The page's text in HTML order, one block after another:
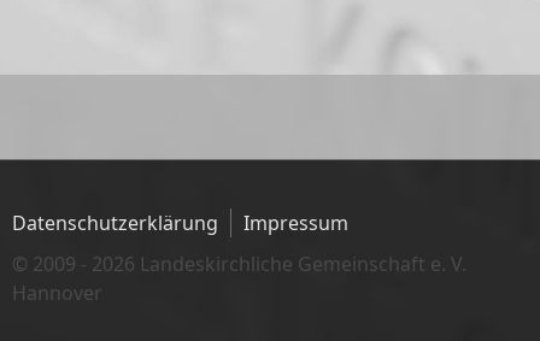
Datenschutzerklärung
Impressum
© 2009 - 2026 Landeskirchliche Gemeinschaft e. V.
Hannover